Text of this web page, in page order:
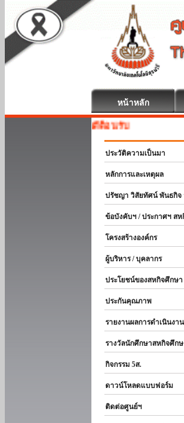
หน้าหลัก
สหกิจศึกษา ยินดีต้อนรับ
ประวัติความเป็นมา
หลักการและเหตุผล
ปรัชญา วิสัยทัศน์ พันธกิจ
ข้อบังคับฯ / ประกาศฯ สห
โครงสร้างองค์กร
ผู้บริหาร / บุคลากร
ประโยชน์ของสหกิจศึกษา
ประกันคุณภาพ
รายงานผลการดำเนินงาน
รางวัลนักศึกษาสหกิจศึกษ
กิจกรรม 5ส.
ดาวน์โหลดแบบฟอร์ม
ติดต่อศูนย์ฯ